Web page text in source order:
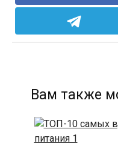
Вам также